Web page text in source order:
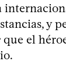
y
que el